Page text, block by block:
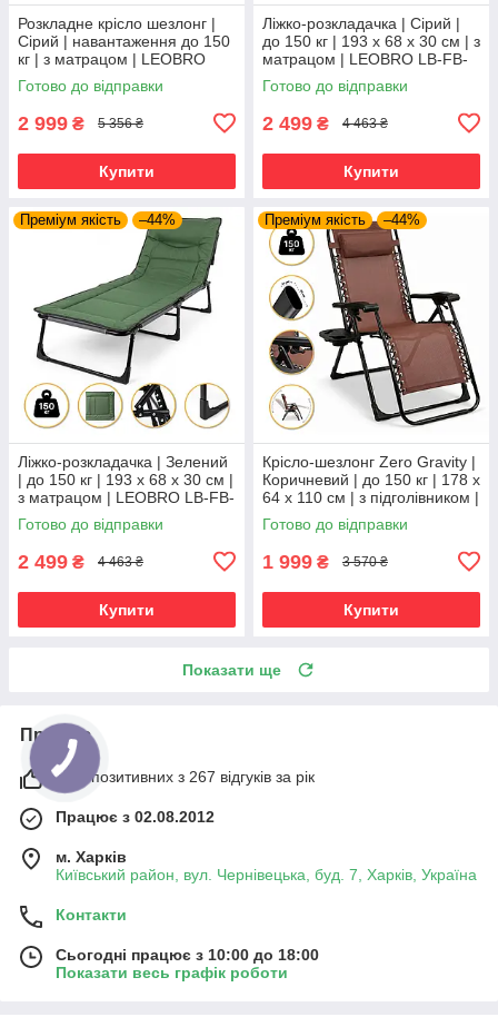
Розкладне крісло шезлонг |
Сірий | навантаження до 150
кг | з матрацом | LEOBRO
FCB-S01-PP | для
комфортного відпочинку
Готово до відправки
2 999 ₴ 5 356 ₴
Купити
Ліжко-розкладачка | Сірий |
до 150 кг | 193 х 68 х 30 см | з
матрацом | LEOBRO LB-FB-
S1-GRY | для дому, дачі та
кемпінгу
Готово до відправки
2 499 ₴ 4 463 ₴
Купити
Преміум якість –44%
Ліжко-розкладачка | Зелений
| до 150 кг | 193 х 68 х 30 см |
з матрацом | LEOBRO LB-FB-
S1-GRN | для дому, дачі та
кемпінгу
Готово до відправки
2 499 ₴ 4 463 ₴
Купити
Преміум якість –44%
Крісло-шезлонг Zero Gravity |
Коричневий | до 150 кг | 178 х
64 х 110 см | з підголівником |
LEOBRO LB-ZGC-G2-BRN |
для дому, дачі
Готово до відправки
1 999 ₴ 3 570 ₴
Купити
Показати ще
Про нас
98% позитивних з 267 відгуків за рік
Працює з 02.08.2012
м. Харків
Київський район, вул. Чернівецька, буд. 7, Харків, Україна
Контакти
Сьогодні працює з 10:00 до 18:00
Показати весь графік роботи